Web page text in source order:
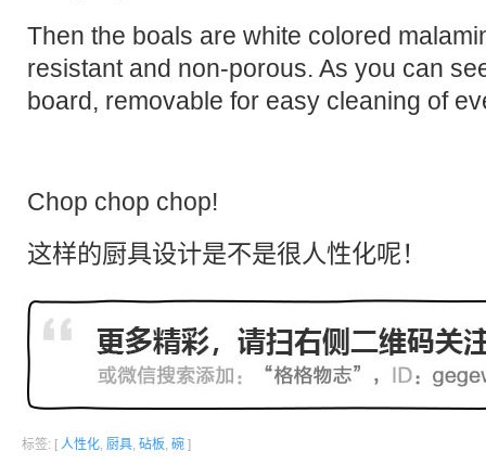
Then the boals are white colored
resistant and non-porous. As you can
board, removable for easy cleaning of
Chop chop chop!
这样的厨具设计是不是很人性化呢！
标签: [ 人性化, 厨具, 砧板, 碗 ]